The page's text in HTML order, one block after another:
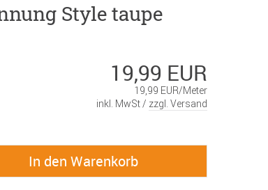
Style taupe
19,99 EUR
19,99 EUR/Meter
inkl. MwSt / zzgl. Versand